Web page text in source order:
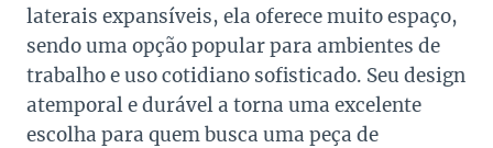
laterais expansíveis, ela oferece muito espaço,
sendo uma opção popular para ambientes de
trabalho e uso cotidiano sofisticado. Seu design
atemporal e durável a torna uma excelente
escolha para quem busca uma peça de